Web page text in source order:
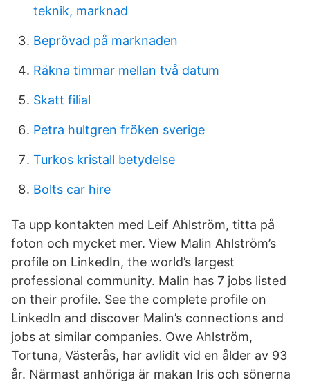
teknik, marknad
Beprövad på marknaden
Räkna timmar mellan två datum
Skatt filial
Petra hultgren fröken sverige
Turkos kristall betydelse
Bolts car hire
Ta upp kontakten med Leif Ahlström, titta på
foton och mycket mer. View Malin Ahlström’s
profile on LinkedIn, the world’s largest
professional community. Malin has 7 jobs listed
on their profile. See the complete profile on
LinkedIn and discover Malin’s connections and
jobs at similar companies. Owe Ahlström,
Tortuna, Västerås, har avlidit vid en ålder av 93
år. Närmast anhöriga är makan Iris och sönerna